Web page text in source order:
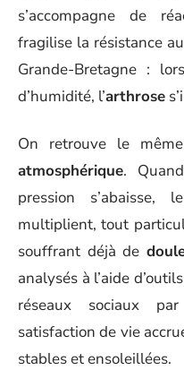
s’accompagne de
fragilise la résistance au
Grande-Bretagne :
d’humidité, l’arthrose
On retrouve le
atmosphérique.
pression s’abaisse,
multiplient, tout
souffrant déjà de
analysés à l’aide
réseaux sociaux
satisfaction de vie
stables et ensoleillées.